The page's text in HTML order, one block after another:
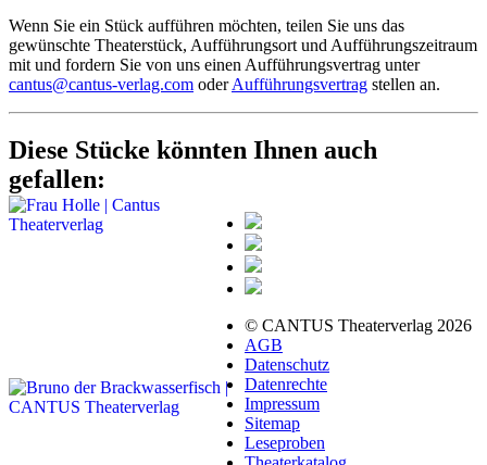
Wenn Sie ein Stück aufführen möchten, teilen Sie uns das
gewünschte Theaterstück, Aufführungsort und Aufführungszeitraum
mit und fordern Sie von uns einen Aufführungsvertrag unter
cantus@cantus-verlag.com oderAufführungsvertrag stellen an.
Diese Stücke könnten Ihnen auch
gefallen:
© CANTUS Theaterverlag 2026
AGB
Datenschutz
Datenrechte
Impressum
Sitemap
Leseproben